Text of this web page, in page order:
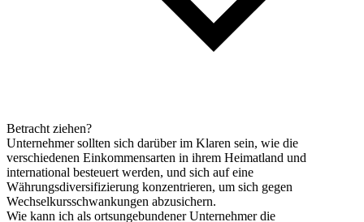
Betracht ziehen?
Unternehmer sollten sich darüber im Klaren sein, wie die
verschiedenen Einkommensarten in ihrem Heimatland und
international besteuert werden, und sich auf eine
Währungsdiversifizierung konzentrieren, um sich gegen
Wechselkursschwankungen abzusichern.
Wie kann ich als ortsungebundener Unternehmer die